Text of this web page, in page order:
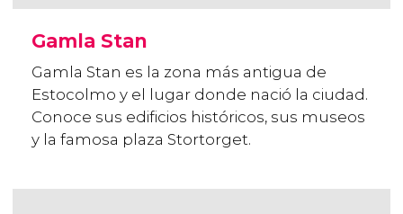
Gamla Stan
Gamla Stan es la zona más antigua de
Estocolmo y el lugar donde nació la ciudad.
Conoce sus edificios históricos, sus museos
y la famosa plaza Stortorget.